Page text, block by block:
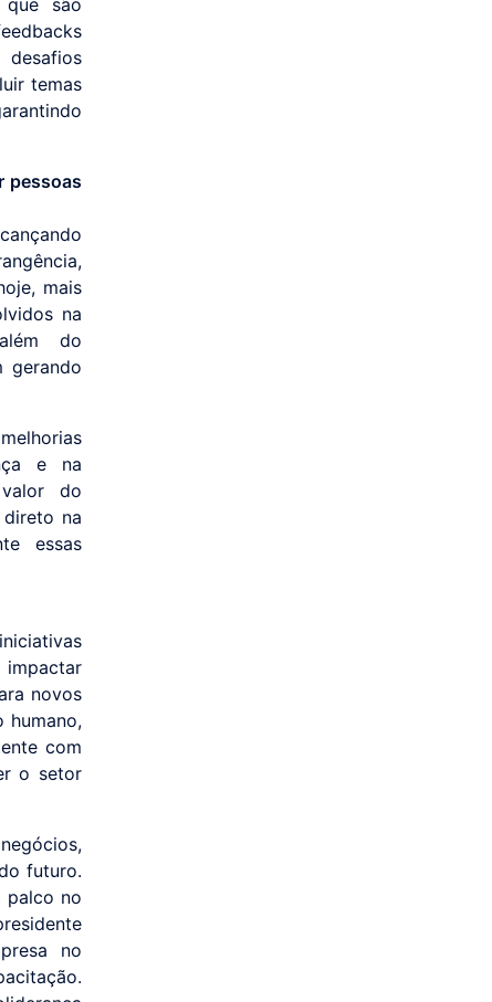
são
temas
pessoas
mais
na
do
gerando
e na
do
na
essas
novos
humano,
com
o setor
futuro.
palco no
no